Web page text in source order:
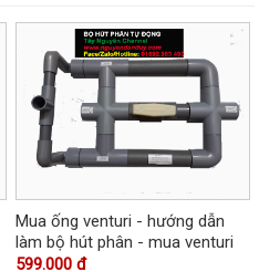
Mua ống venturi - hướng dẫn
làm bộ hút phân - mua venturi
599.000 đ